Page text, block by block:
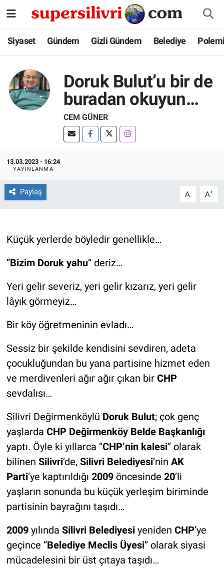
Siyaset Gündem Gizli Gündem Belediye
Doruk Bulut’u bir de
buradan okuyun…
CEM GÜNER
13.03.2023 - 16:24
YAYINLANMA
Paylaş A- A+
Küçük yerlerde böyledir genellikle…
“Bizim Doruk yahu” deriz…
Yeri gelir severiz, yeri gelir kızarız, yeri gelir
lâyık görmeyiz…
Bir köy öğretmeninin evladı…
Sessiz bir şekilde kendisini sevdiren, adeta
çocukluğundan bu yana partisine hizmet eden
ve merdivenleri ağır ağır çıkan bir CHP
sevdalısı…
Silivri Değirmenköylü Doruk Bulut; çok genç
yaşlarda CHP Değirmenköy Belde Başkanlığı
yaptı. Öyle ki yıllarca “CHP’nin kalesi” olarak
bilinen Silivri’de, Silivri Belediyesi’nin AK
Parti’ye kaptırıldığı 2009öncesinde 20’li
yaşların sonunda bu küçük yerleşim biriminde
partisinin bayrağını taşıdı…
2009yılında Silivri Belediyesi yeniden CHP’ye
geçince “Belediye Meclis Üyesi” olarak siyasi
mücadelesini bir üst çıtaya taşıdı…
Siyaset
Gizli Gündem
İstanbul Nöbetçi Eczaneler
İstanbul Namaz Vakitleri
İstanbul Trafik Yoğunluk Haritası
Süper Lig Puan Durumu ve Fikstür
Tüm Manşetler
Son Dakika Haberleri